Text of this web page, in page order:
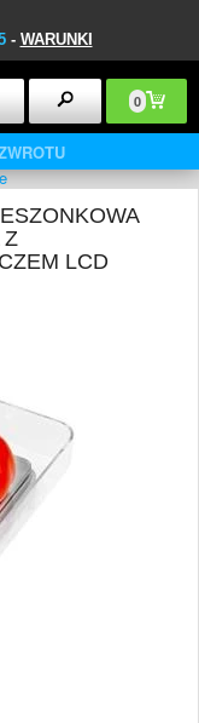
- WARUNKI
0
Z
LCD